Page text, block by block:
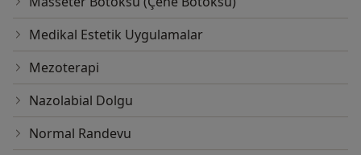
Medikal Estetik Uygulamalar
Mezoterapi
Nazolabial Dolgu
Normal Randevu